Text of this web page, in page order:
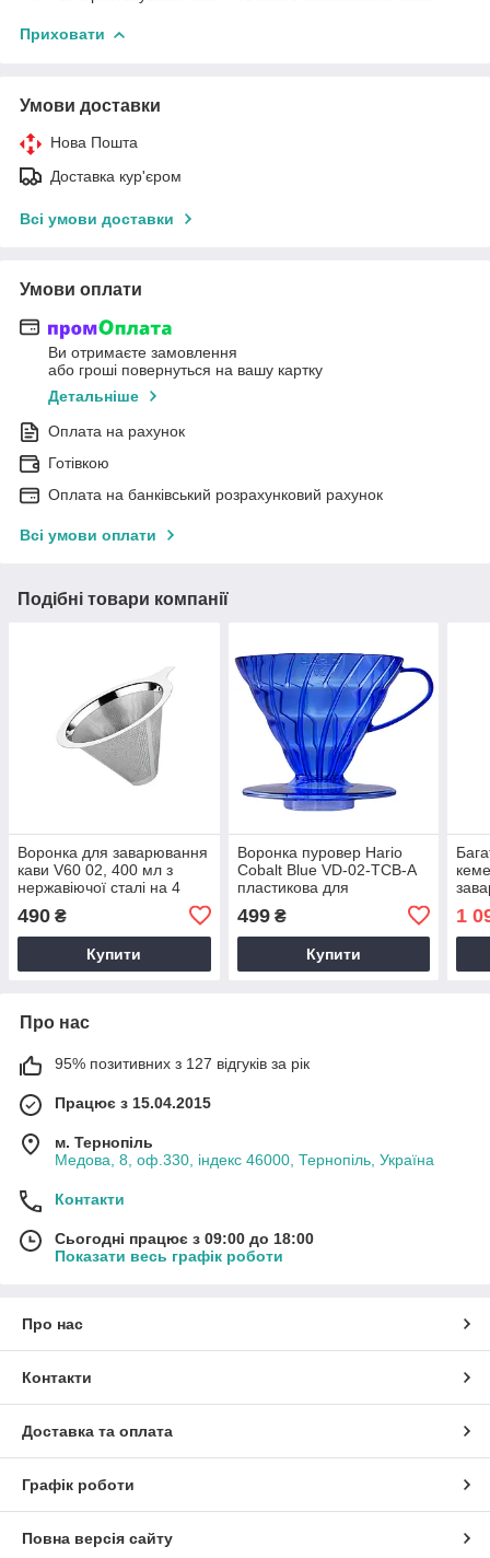
Приховати
Умови доставки
Нова Пошта
Доставка кур'єром
Всі умови доставки
Умови оплати
Ви отримаєте замовлення
або гроші повернуться на вашу картку
Детальніше
Оплата на рахунок
Готівкою
Оплата на банківський розрахунковий рахунок
Всі умови оплати
Подібні товари компанії
Воронка для заварювання
кави V60 02, 400 мл з
нержавіючої сталі на 4
порції металевий пуровер
багаторазовий
490 ₴
Купити
Воронка пуровер Hario
Cobalt Blue VD-02-TCB-A
пластикова для
кавоварка на 4 порції
499₴
Купити
1
Про нас
95% позитивних з 127 відгуків за рік
Працює з 15.04.2015
м. Тернопіль
Медова, 8, оф.330, індекс 46000, Тернопіль, Україна
Контакти
Сьогодні працює з 09:00 до 18:00
Показати весь графік роботи
Про нас
Контакти
Доставка та оплата
Графік роботи
Повна версія сайту